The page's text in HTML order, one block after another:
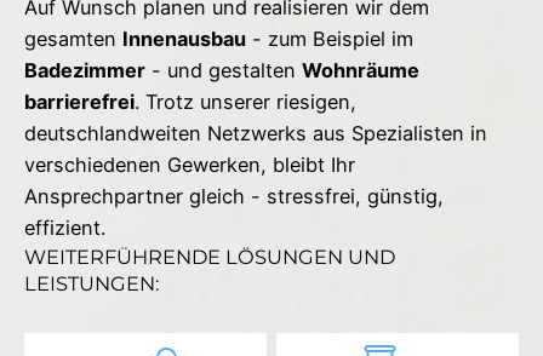
Auf Wunsch planen und realisieren wir dem
gesamten Innenausbau - zum Beispiel im
Badezimmer - und gestalten Wohnräume
barrierefrei. Trotz unserer riesigen,
deutschlandweiten Netzwerks aus Spezialisten in
verschiedenen Gewerken, bleibt Ihr
Ansprechpartner gleich - stressfrei, günstig,
effizient.
WEITERFÜHRENDE LÖSUNGEN UND
LEISTUNGEN: